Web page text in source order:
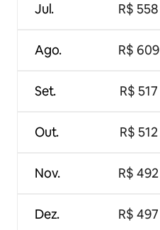
Jul.
Ago.
Set.
Out.
Nov.
Dez.
R$ 558
R$ 609
R$ 517
R$ 512
R$ 492
R$ 497